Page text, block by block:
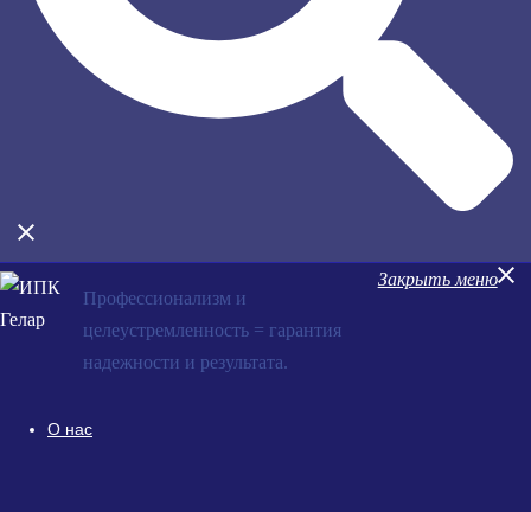
Профессионализм и
целеустремленность = гарантия
надежности и результата.
Закрыть меню
О нас